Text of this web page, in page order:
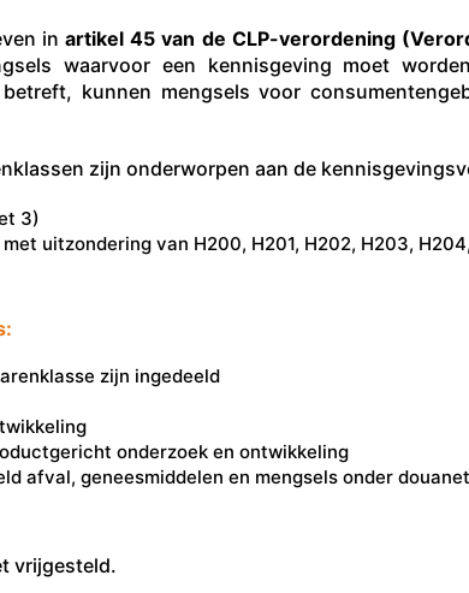
in artikel 45 van de CLP-verordening
waarvoor een kennisgeving moet
kunnen mengsels voor
zijn onderworpen aan de
3)
uitzondering van H200, H201, H202, H203,
zijn ingedeeld
onderzoek en ontwikkeling
afval, geneesmiddelen en mengsels onder
vrijgesteld.